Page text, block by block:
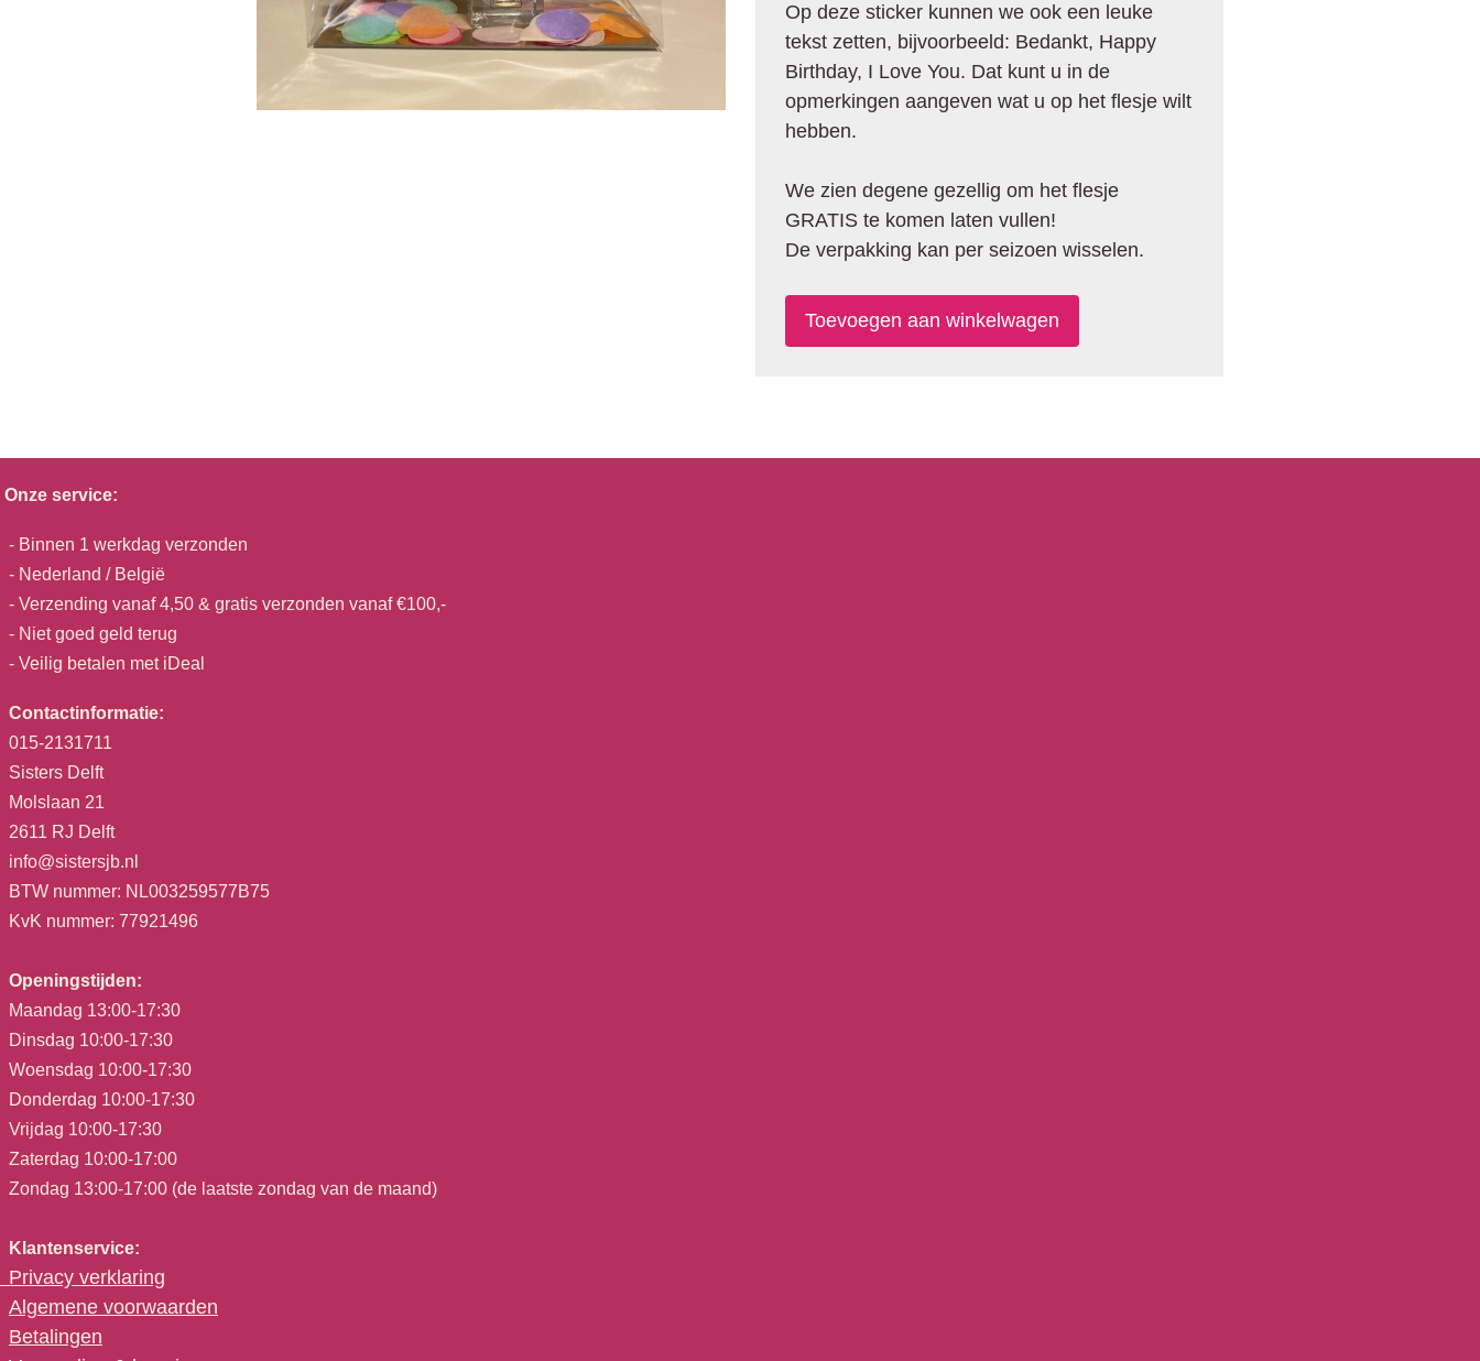
Op deze sticker kunnen we ook een leuke
tekst zetten, bijvoorbeeld: Bedankt, Happy
Birthday, I Love You. Dat kunt u in de
opmerkingen aangeven wat u op het flesje wilt
hebben.
We zien degene gezellig om het flesje
GRATIS te komen laten vullen!
De verpakking kan per seizoen wisselen.
Onze service:
- Binnen 1 werkdag verzonden
- Nederland / België
- Verzending vanaf 4,50 & gratis verzonden vanaf €100,-
- Niet goed geld terug
- Veilig betalen met iDeal
Contactinformatie:
015-2131711
Sisters Delft
Molslaan 21
2611 RJ Delft
info@sistersjb.nl
BTW nummer: NL003259577B75
KvK nummer: 77921496
Openingstijden:
Maandag 13:00-17:30
Dinsdag 10:00-17:30
Woensdag 10:00-17:30
Donderdag 10:00-17:30
Vrijdag 10:00-17:30
Zaterdag 10:00-17:00
Zondag 13:00-17:00 (de laatste zondag van de maand)
Klantenservice:
Privacy verklaring
Algemene voorwaarden
Betalingen